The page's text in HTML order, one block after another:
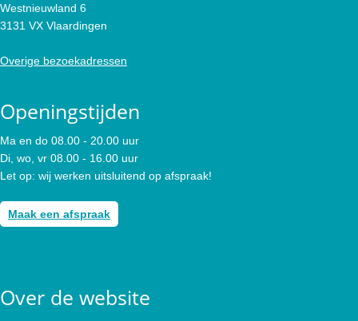
Westnieuwland 6
3131 VX Vlaardingen
Overige bezoekadressen
Openingstijden
Ma en do 08.00 - 20.00 uur
Di, wo, vr 08.00 - 16.00 uur
Let op: wij werken uitsluitend op afspraak!
Maak een afspraak
Over de website